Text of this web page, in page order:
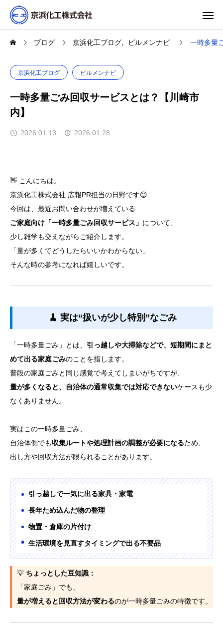
ブログ 京浜化工ブログ ビルメンナビ 一時多量
京浜化工ブログ ビルメンナビ
一時多量ごみ回収サービスとは？【川崎市
内】
2026.01.13 2026.01.28
👋 こんにちは。
京浜化工株式会社 広報PR担当の日野です😊
今回は、最近お問い合わせが増えている
ご家庭向け「一時多量ごみ回収サービス」 について、
少し雑学も交えながらご紹介します。
「量が多くてどうしたらいいかわからない」
そんな時の参考になれば嬉しいです。
🧹 実は“扱いが少し特別”なごみ
「一時多量ごみ」とは、 引っ越しや大掃除などで、短期間にまと
めて出る家庭ごみのことを指します。
普段の家庭ごみと同じ感覚で考えてしまいがちですが、
量が多くなると、自治体の通常収集では対応できないケースも少
なくありません。
実はこの一時多量ごみ、
自治体側でも収集ルートや処理計画の調整が必要になるため、
出し方や回収方法が限られることがあります。
引っ越しで一気に出る家具・家電
長年ため込んだ物の整理
物置・倉庫の片付け
生活環境を見直すタイミングで出る不要品
💡 ちょっとした豆知識：
「家庭ごみ」でも、
量が増えると回収方法が変わるのが一時多量ごみの特徴です。